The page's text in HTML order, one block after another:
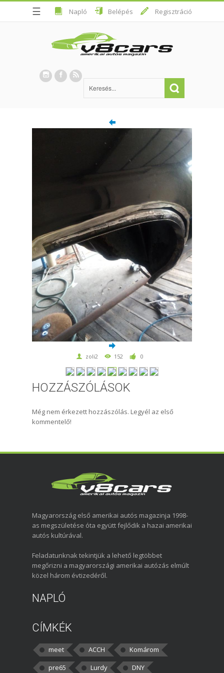
☰ Napló Belépés Regisztráció
zoli2 152 0
HOZZÁSZÓLÁSOK
Még nem érkezett hozzászólás. Legyél az első
kommentelő!
Magyarország első amerikai autós magazinja 1998-
as megszületése óta együtt fejlődik a hazai amerikai
autós kultúrával.
Feladatunknak tekintjük a lehető legtöbbet
megőrizni a magyarországi amerikai autózás elmúlt
közel három évtizedéről.
NAPLÓ
CÍMKÉK
meet ACCH
Komárom
pre65
Lurdy DNY